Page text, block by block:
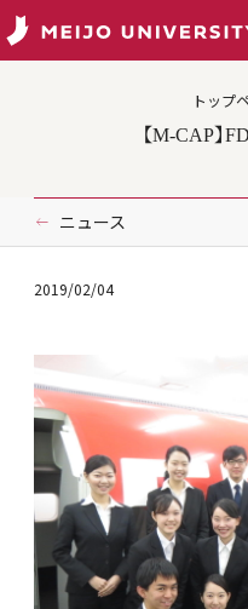
トップ
【M-CAP
ニュース
2019/02/04